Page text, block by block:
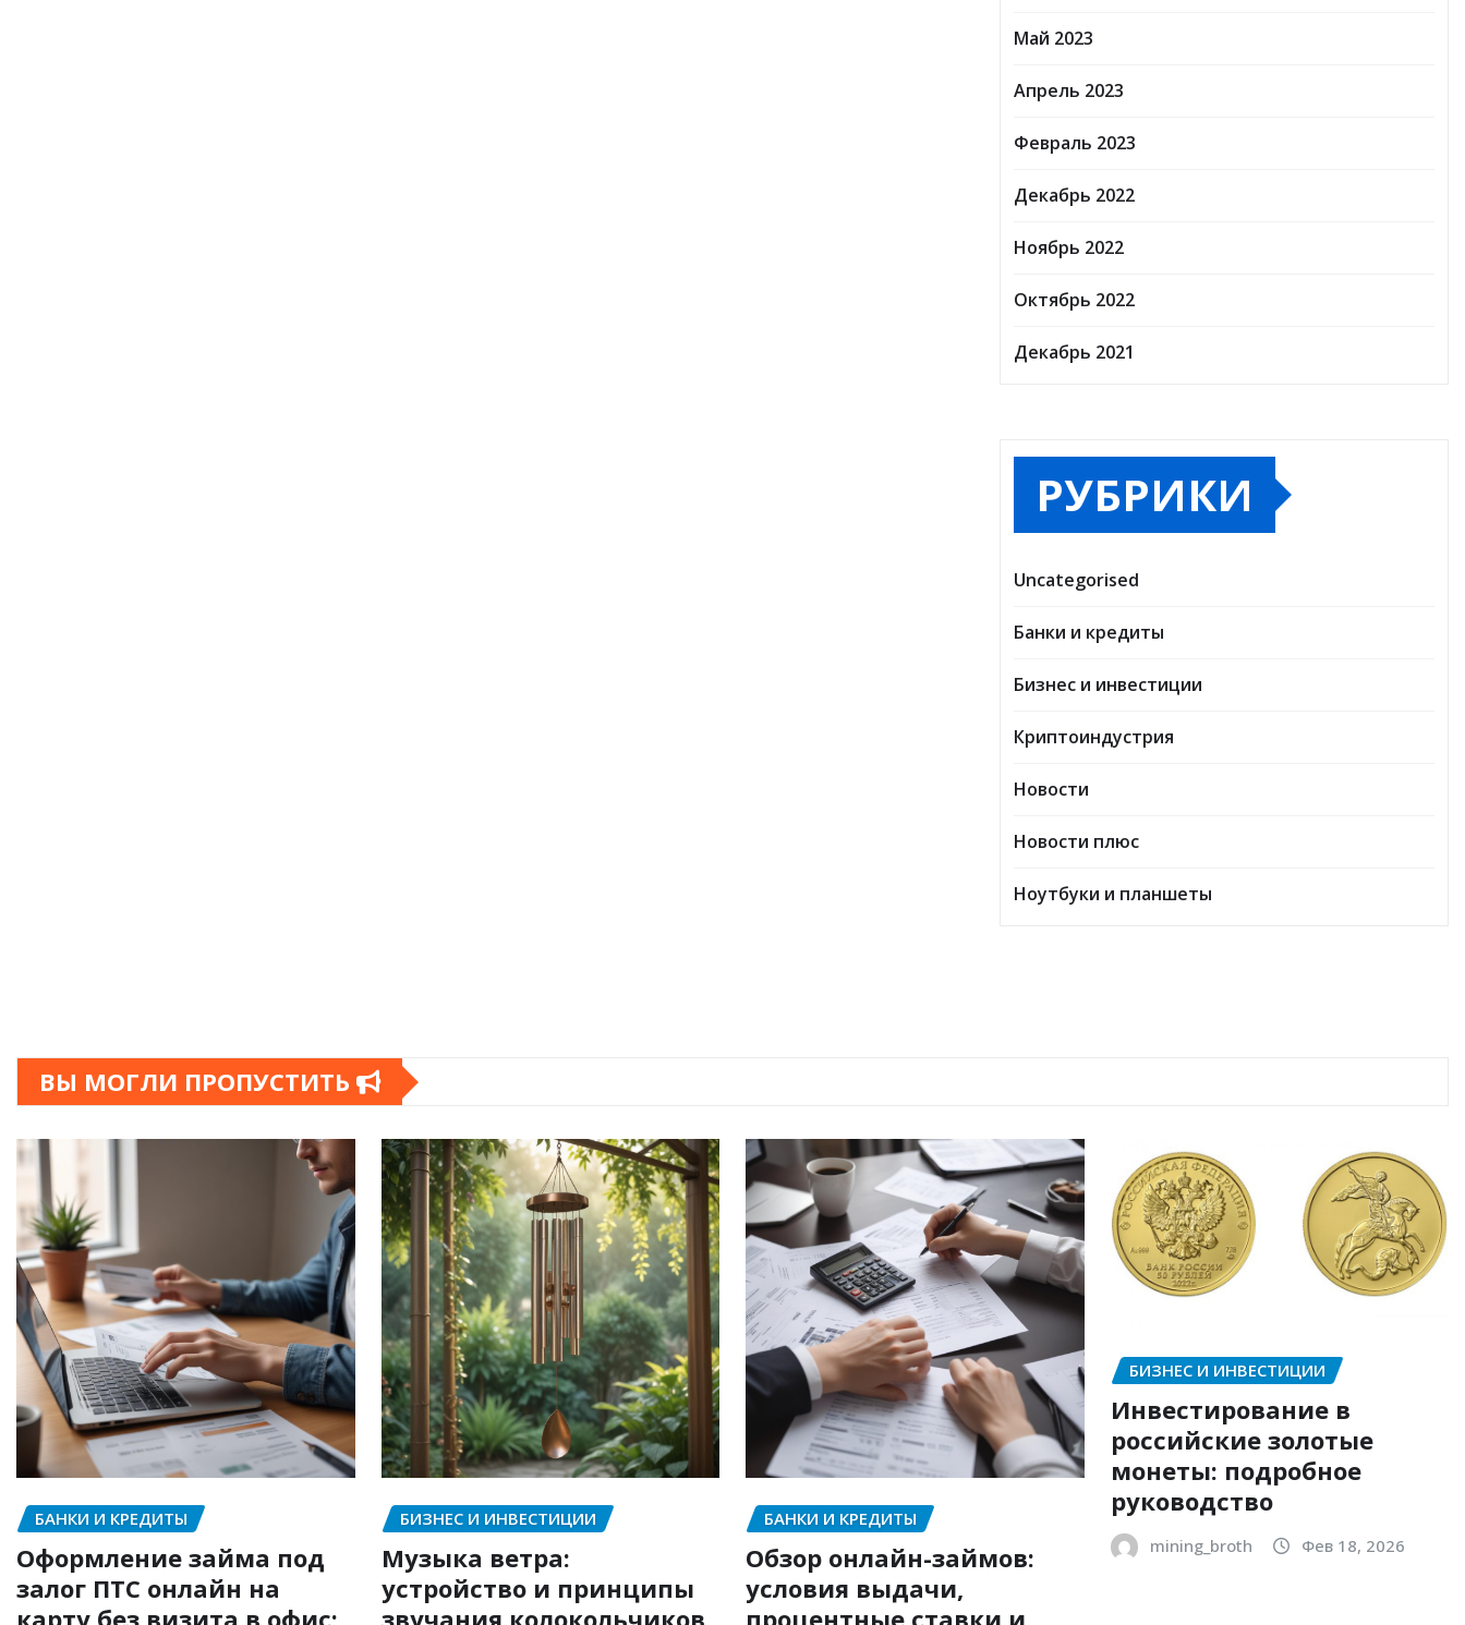
Май 2023
Апрель 2023
Февраль 2023
Декабрь 2022
Ноябрь 2022
Октябрь 2022
Декабрь 2021
РУБРИКИ
Uncategorised
Банки и кредиты
Бизнес и инвестиции
Криптоиндустрия
Новости
Новости плюс
Ноутбуки и планшеты
ВЫ МОГЛИ ПРОПУСТИТЬ
БАНКИ И КРЕДИТЫ
Оформление займа под
залог ПТС онлайн на
БИЗНЕС И ИНВЕСТИЦИИ
Музыка ветра:
устройство и принципы
БАНКИ И КРЕДИТЫ
Обзор онлайн-займов:
условия выдачи,
БИЗНЕС И ИНВЕСТИЦИИ
Инвестирование в
российские золотые
монеты: подробное
руководство
mining_broth Фев 18, 2026